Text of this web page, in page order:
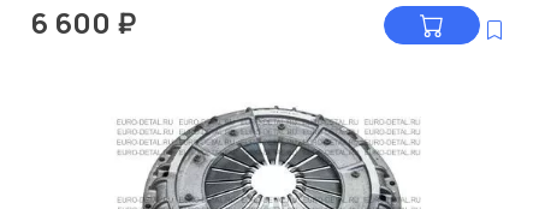
6 600 ₽